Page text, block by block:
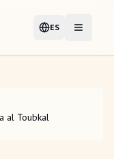
ES
IdiomaAbrir
al Toubkal